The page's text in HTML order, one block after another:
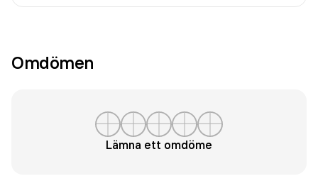
Omdömen
Lämna ett omdöme